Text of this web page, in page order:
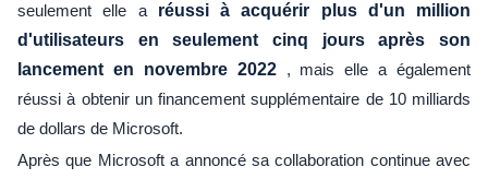
seulement elle a réussi à acquérir plus d'un million
d'utilisateurs en seulement cinq jours après son
lancement en novembre 2022, mais elle a également
réussi à obtenir un financement supplémentaire de 10 milliards
de dollars de Microsoft.
Après que Microsoft a annoncé sa collaboration continue avec